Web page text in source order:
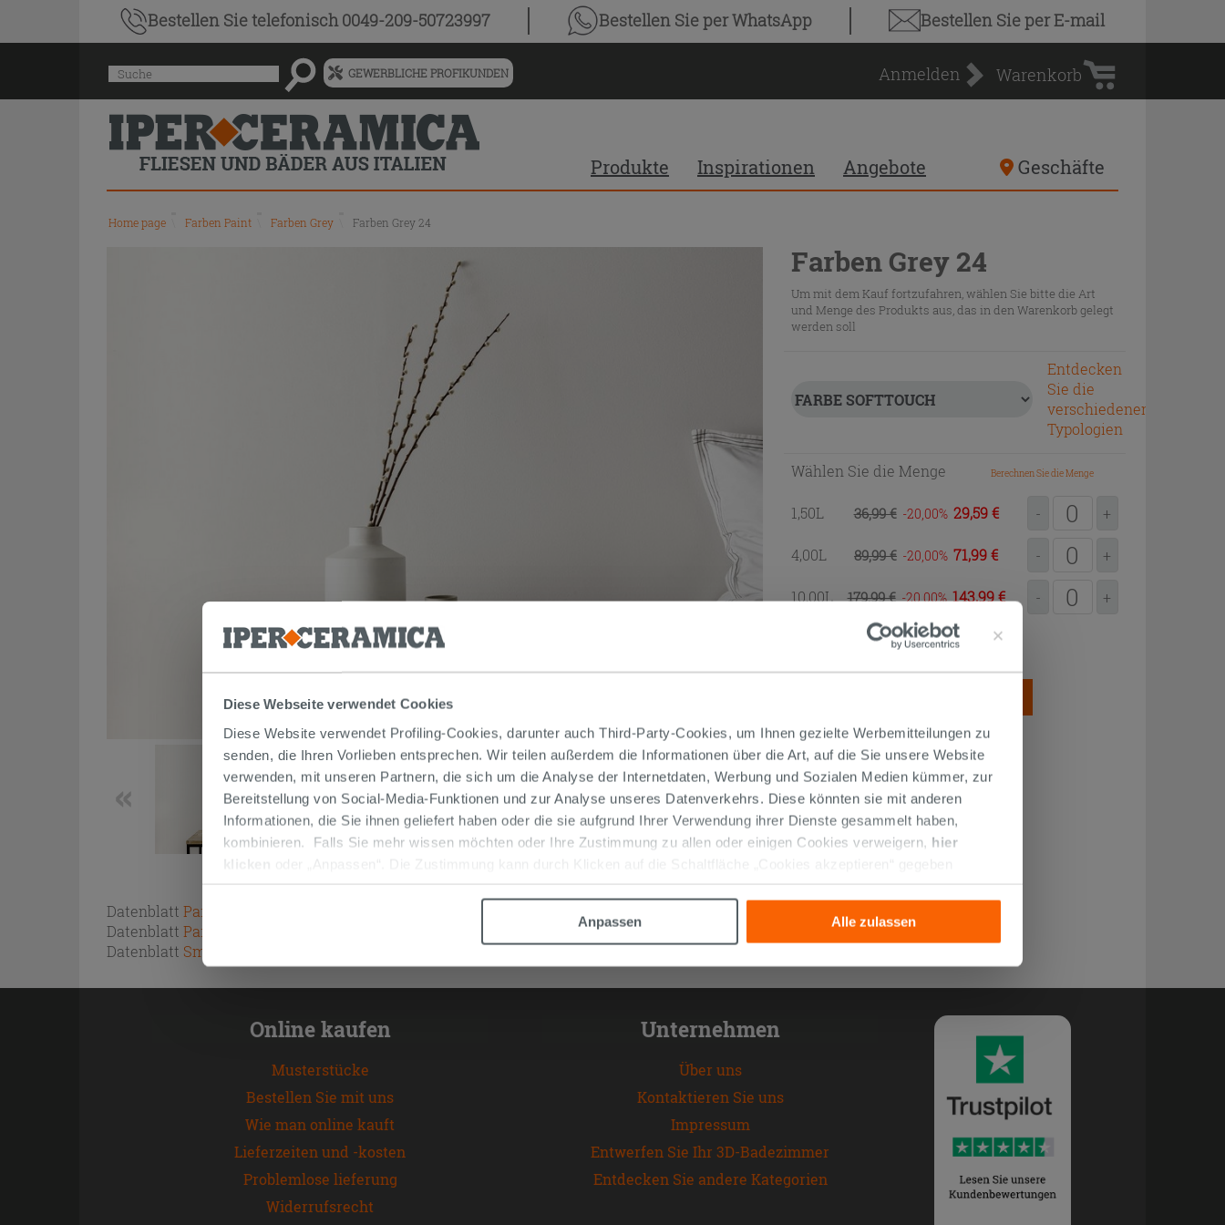
Diese Webseite verwendet Cookies
Diese Website verwendet Profiling-Cookies, darunter auch Third-Party-Cookies, um Ihnen gezielte Werbemitteilungen zu
senden, die Ihren Vorlieben entsprechen. Wir teilen außerdem die Informationen über die Art, auf die Sie unsere Website
verwenden, mit unseren Partnern, die sich um die Analyse der Internetdaten, Werbung und Sozialen Medien kümmer, zur
Bereitstellung von Social-Media-Funktionen und zur Analyse unseres Datenverkehrs. Diese könnten sie mit anderen
Informationen, die Sie ihnen geliefert haben oder die sie aufgrund Ihrer Verwendung ihrer Dienste gesammelt haben,
kombinieren. Falls Sie mehr wissen möchten oder Ihre Zustimmung zu allen oder einigen Cookies verweigern, hier
klicken
oder „Anpassen“. Die Zustimmung kann durch Klicken auf die Schaltfläche „Cookies akzeptieren“ gegeben
werden. Wenn Sie auf die Schaltfläche "X" klicken, können Sie das Surfen erst nach der Installation der technischen
Anpassen
Alle zulassen
Bestellen Sietelefonisch 0049-209-50723997 Bestellen Sieper WhatsApp Bestellen Sieper E-mail
Menü
für
vorgeschlagenen
Siteinhalt
und
Suchprotokoll
Suche GEWERBLICHE PROFIKUNDEN Anmelden
Warenkorb
Warenkorb
Produkte Inspirationen Angebote Geschäfte
Home page Farben Paint Farben Grey Farben Grey 24
Farben Grey 24
Um mit dem Kauf fortzufahren, wählen Sie bitte die Art
und Menge des Produkts aus, das in den Warenkorb gelegt
werden soll
Entdecken
Sie die
verschiedenen
Typologien
Wählen Sie die Menge Berechnen Sie die Menge
1,50L 36,99 € -20,00 29,59 € - +
4,00L 89,99 € -20,00 71,99 € - +
10,00L 179,99 € -20,00 143,99 € - +
Leistung = 0,20L/m2
HINZUFÜGEN
Datenblatt Paint SoftTouch
Datenblatt Paint UltraMatt
Datenblatt Smalto Universal
Online kaufen
Musterstücke
Bestellen Sie mit uns
Wie man online kauft
Lieferzeiten und -kosten
Problemlose lieferung
Widerrufsrecht
Unternehmen
Über uns
Kontaktieren Sie uns
Impressum
Entwerfen Sie Ihr 3D-Badezimmer
Entdecken Sie andere Kategorien